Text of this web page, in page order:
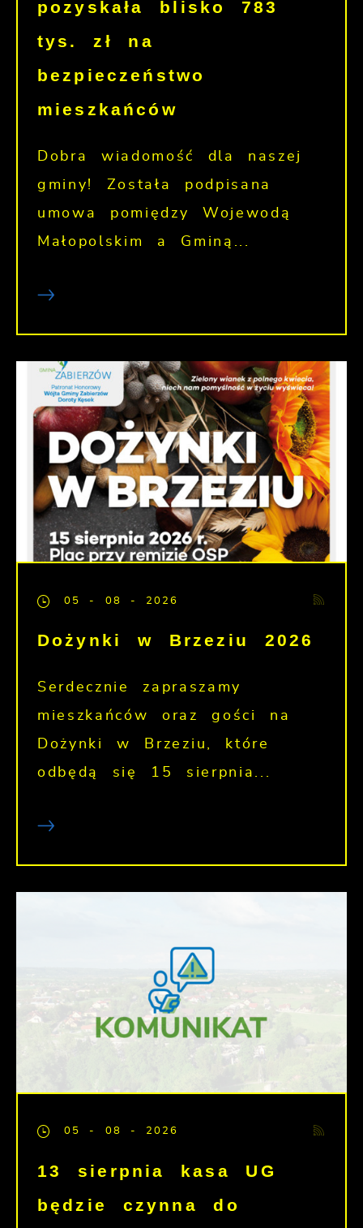
pozyskała blisko 783
tys. zł na
bezpieczeństwo
mieszkańców
Dobra wiadomość dla naszej
gminy! Została podpisana
umowa pomiędzy Wojewodą
Małopolskim a Gminą...
05 - 08 - 2026
Dożynki w Brzeziu 2026
Serdecznie zapraszamy
mieszkańców oraz gości na
Dożynki w Brzeziu, które
odbędą się 15 sierpnia...
05 - 08 - 2026
13 sierpnia kasa UG
będzie czynna do